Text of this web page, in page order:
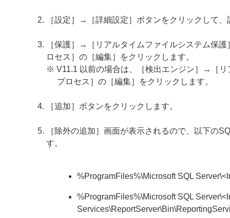
［設定］→［詳細設定］ボタンをクリックして
［保護］→［リアルタイムファイルシステム保
ロセス］の［編集］をクリックします。
※ V11.1 以前の場合は、［検出エンジン］→［
プロセス］の［編集］をクリックします。
［追加］ボタンをクリックします。
［除外の追加］画面が表示されるので、以下の
す。
%ProgramFiles%\Microsoft SQL
%ProgramFiles%\Microsoft SQL